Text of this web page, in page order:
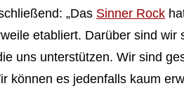
„Das Sinner Rock
etabliert. Darüber sind
uns unterstützen. Wir sind
können es jedenfalls kaum